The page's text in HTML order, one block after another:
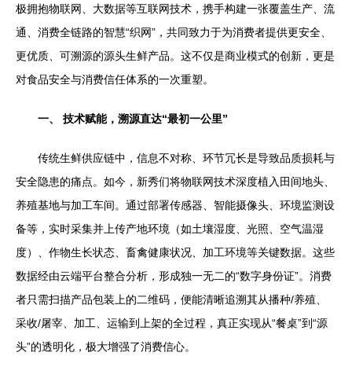
极拥抱物联网、大数据等互联网技术，携手构建一张覆盖生产、流
通、消费全链路的智慧“织网”，共同致力于为消费者提供更安全、
更优质、可溯源的源头生鲜产品。这不仅是商业模式的创新，更是
对食品安全与消费信任体系的一次重塑。
一、 技术赋能，溯源直达“最初一公里”
传统生鲜供应链中，信息不对称、环节冗长是导致品质损耗与
安全隐患的痛点。如今，新秀们将物联网技术深度植入田间地头、
养殖基地与加工车间。通过部署传感器、智能摄像头、环境监测设
备等，实时采集并上传产地环境（如土壤湿度、光照、空气温湿
度）、作物生长状态、畜禽健康状况、加工环境等关键数据。这些
数据经由云端平台整合分析，形成独一无二的“数字身份证”。消费
者只需扫描产品包装上的二维码，便能清晰追溯其从播种/养殖、
采收/屠宰、加工、运输到上架的全过程，真正实现从“餐桌”到“源
头”的透明化，极大增强了消费信心。